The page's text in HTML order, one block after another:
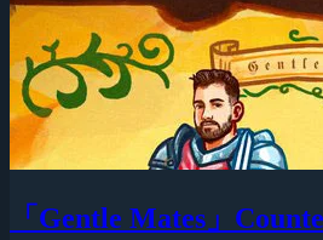
「Gentle Mates」